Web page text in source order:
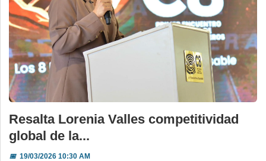
Resalta Lorenia Valles competitividad
global de la...
📅19/03/2026 10:30 AM